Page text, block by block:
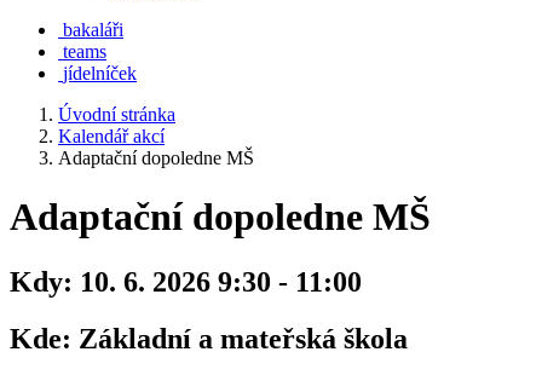
bakaláři
teams
jídelníček
Úvodní stránka
Kalendář akcí
Adaptační dopoledne MŠ
Adaptační dopoledne MŠ
Kdy: 10. 6. 2026 9:30 - 11:00
Kde: Základní a mateřská škola